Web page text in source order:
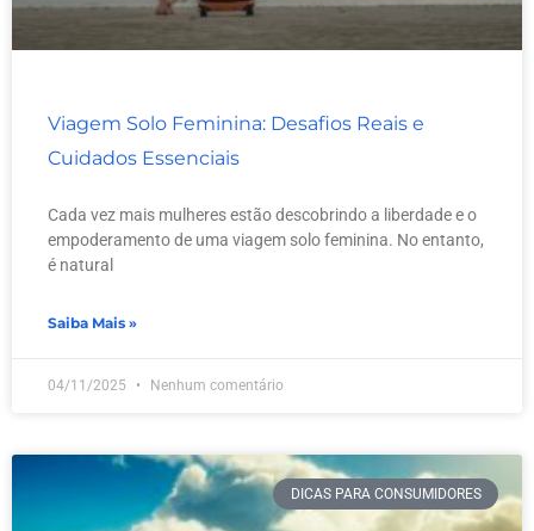
Viagem Solo Feminina: Desafios Reais e
Cuidados Essenciais
Cada vez mais mulheres estão descobrindo a liberdade e o
empoderamento de uma viagem solo feminina. No entanto,
é natural
Saiba Mais »
04/11/2025 Nenhum comentário
DICAS PARA CONSUMIDORES